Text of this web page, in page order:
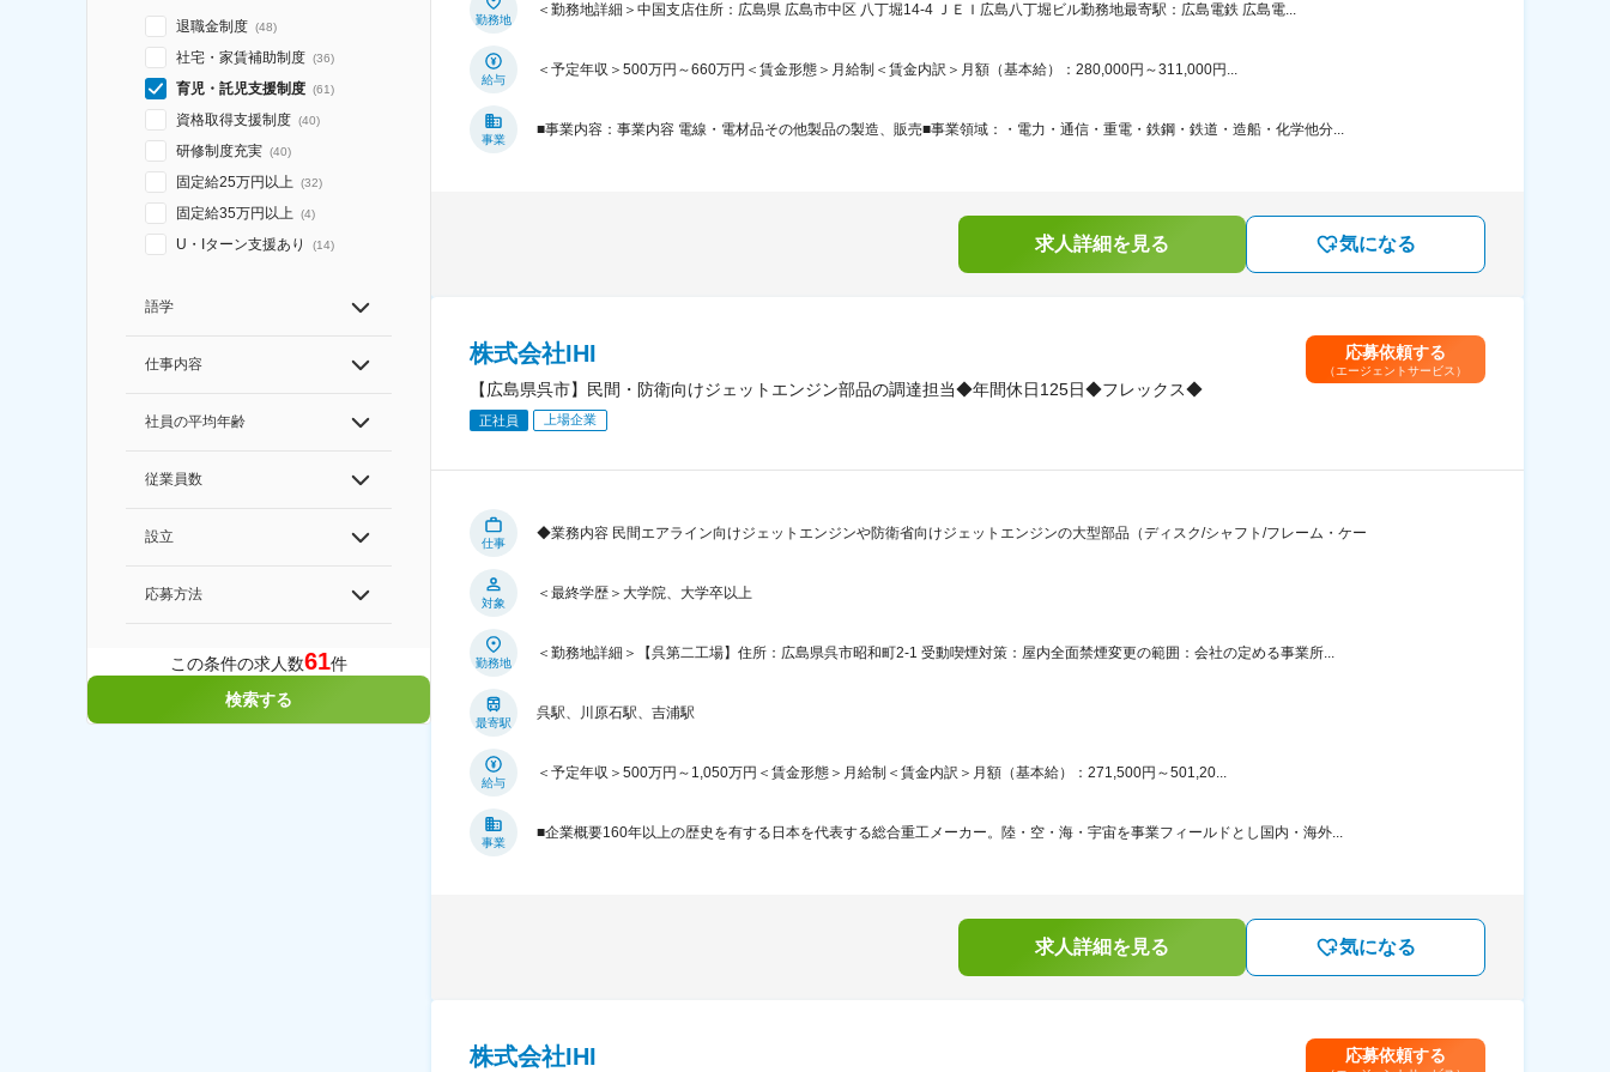
退職金制度 (48)
社宅・家賃補助制度 (36)
育児・託児支援制度 (61)
資格取得支援制度 (40)
研修制度充実 (40)
固定給25万円以上 (32)
固定給35万円以上 (4)
U・Iターン支援あり (14)
語学
仕事内容
社員の平均年齢
従業員数
設立
応募方法
この条件の求人数61件
検索する
勤務地
＜勤務地詳細＞中国支店住所：広島県 広島市中区 八丁堀14-4 ＪＥＩ広島八丁堀ビル勤務地最寄駅：広島電鉄 広島電...
給与
＜予定年収＞500万円～660万円＜賃金形態＞月給制＜賃金内訳＞月額（基本給）：280,000円～311,000円...
事業
■事業内容：事業内容 電線・電材品その他製品の製造、販売■事業領域：・電力・通信・重電・鉄鋼・鉄道・造船・化学他分...
求人詳細を見る 気になる
株式会社IHI
【広島県呉市】民間・防衛向けジェットエンジン部品の調達担当◆年間休日125日◆フレックス◆
正社員 上場企業
応募依頼する
（エージェントサービス）
仕事
◆業務内容 民間エアライン向けジェットエンジンや防衛省向けジェットエンジンの大型部品（ディスク/シャフト/フレーム・ケー
対象
＜最終学歴＞大学院、大学卒以上
勤務地
＜勤務地詳細＞【呉第二工場】住所：広島県呉市昭和町2-1 受動喫煙対策：屋内全面禁煙変更の範囲：会社の定める事業所...
最寄駅
呉駅、川原石駅、吉浦駅
給与
＜予定年収＞500万円～1,050万円＜賃金形態＞月給制＜賃金内訳＞月額（基本給）：271,500円～501,20...
事業
■企業概要160年以上の歴史を有する日本を代表する総合重工メーカー。陸・空・海・宇宙を事業フィールドとし国内・海外...
求人詳細を見る 気になる
株式会社IHI 応募依頼する